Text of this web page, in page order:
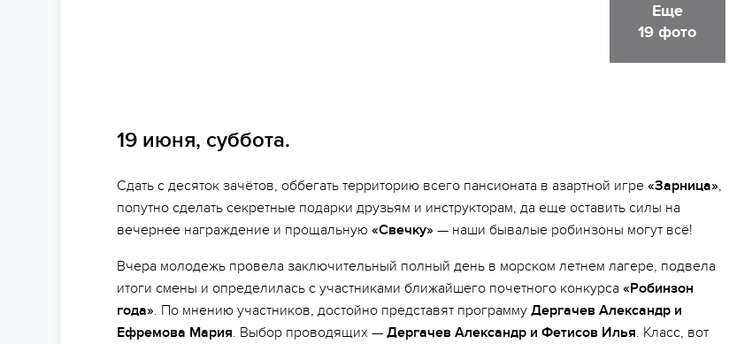
Еще
19 фото
19 июня, суббота.
Сдать с десяток зачётов, оббегать территорию всего пансионата в азартной игре «Зарница»,
попутно сделать секретные подарки друзьям и инструкторам, да еще оставить силы на
вечернее награждение и прощальную «Свечку» — наши бывалые робинзоны могут всё!
Вчера молодежь провела заключительный полный день в морском летнем лагере, подвела
итоги смены и определилась с участниками ближайшего почетного конкурса «Робинзон
года». По мнению участников, достойно представят программу Дергачев Александр и
Ефремова Мария. Выбор проводящих — Дергачев Александр и Фетисов Илья. Класс, вот